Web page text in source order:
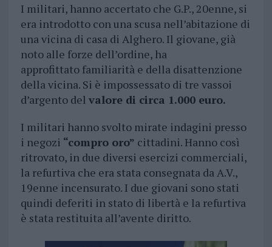
I militari, hanno accertato che G.P., 20enne, si
era introdotto con una scusa nell’abitazione di
una vicina di casa di Alghero. Il giovane, già
noto alle forze dell’ordine, ha
approfittato familiarità e della disattenzione
della vicina. Si è impossessato di tre vassoi
d’argento del valore di circa 1.000 euro.
I militari hanno svolto mirate indagini presso
i negozi “compro oro” cittadini. Hanno così
ritrovato, in due diversi esercizi commerciali,
la refurtiva che era stata consegnata da A.V.,
19enne incensurato. I due giovani sono stati
quindi deferiti in stato di libertà e la refurtiva
è stata restituita all’avente diritto.